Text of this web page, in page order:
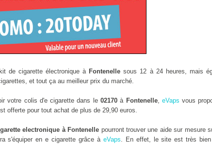
de cigarette électronique à Fontenelle sous 12 à 24 heures, mais
et tout ça au meilleur prix du marché.
votre colis d'e cigarette dans le 02170à Fontenelle, eVaps vous
offerte pour tout achat de plus de 29,90 euros.
electronique à Fontenelle pourront trouver une aide sur mesure
s'équiper en e cigarette grâce à eVaps. En effet, le site est très